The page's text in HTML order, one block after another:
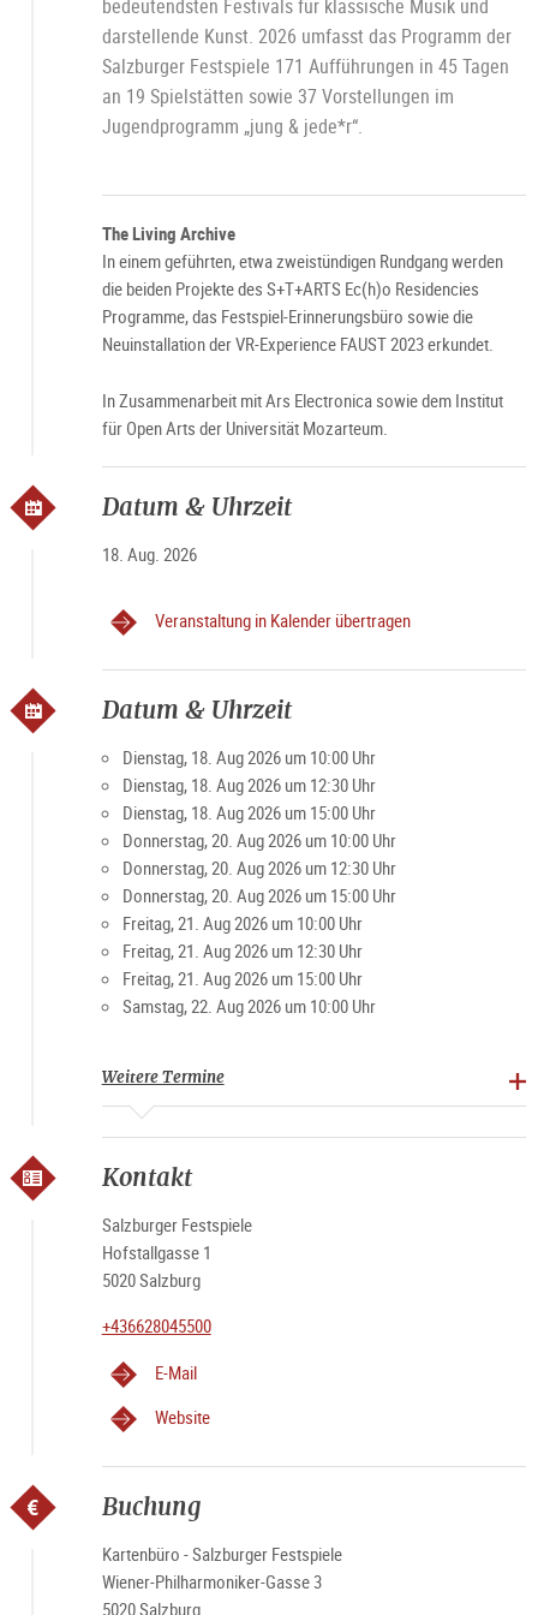
bedeutendsten Festivals für klassische Musik und
darstellende Kunst. 2026 umfasst das Programm der
Salzburger Festspiele 171 Aufführungen in 45 Tagen
an 19 Spielstätten sowie 37 Vorstellungen im
Jugendprogramm „jung & jede*r“.
The Living Archive
In einem geführten, etwa zweistündigen Rundgang werden
die beiden Projekte des S+T+ARTS Ec(h)o Residencies
Programme, das Festspiel-Erinnerungsbüro sowie die
Neuinstallation der VR-Experience FAUST 2023 erkundet.
In Zusammenarbeit mit Ars Electronica sowie dem Institut
für Open Arts der Universität Mozarteum.
Datum & Uhrzeit
18. Aug. 2026
Veranstaltung in Kalender übertragen
Datum & Uhrzeit
Dienstag, 18. Aug 2026 um 10:00 Uhr
Dienstag, 18. Aug 2026 um 12:30 Uhr
Dienstag, 18. Aug 2026 um 15:00 Uhr
Donnerstag, 20. Aug 2026 um 10:00 Uhr
Donnerstag, 20. Aug 2026 um 12:30 Uhr
Donnerstag, 20. Aug 2026 um 15:00 Uhr
Freitag, 21. Aug 2026 um 10:00 Uhr
Freitag, 21. Aug 2026 um 12:30 Uhr
Freitag, 21. Aug 2026 um 15:00 Uhr
Samstag, 22. Aug 2026 um 10:00 Uhr
Weitere Termine
Kontakt
Salzburger Festspiele
Hofstallgasse 1
5020 Salzburg
+436628045500
E-Mail
Website
Buchung
Kartenbüro - Salzburger Festspiele
Wiener-Philharmoniker-Gasse 3
5020 Salzburg